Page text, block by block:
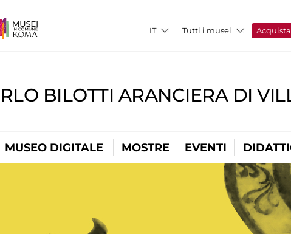
Tutti i musei Acquista
BILOTTI ARANCIERA DI
MUSEO DIGITALE MOSTRE EVENTI